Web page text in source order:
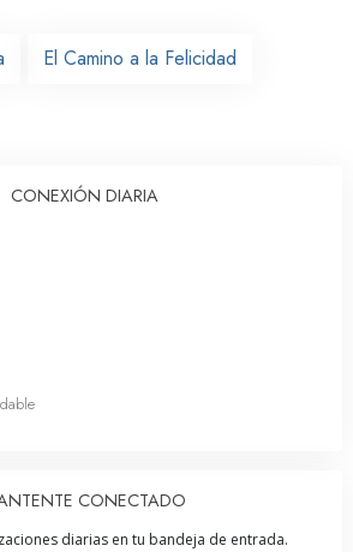
El Camino a la Felicidad
CONEXIÓN DIARIA
CONECTADO
diarias en tu bandeja de entrada.